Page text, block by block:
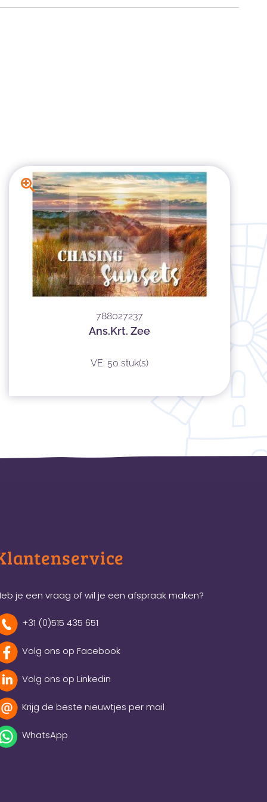
788027237
Ans.Krt. Zee
VE: 50 stuk(s)
je een vraag of wil je een afspraak maken?
+31 (0)515 435 651
Volg ons op Facebook
Volg ons op Linkedin
Krijg de beste nieuwtjes per mail
WhatsApp